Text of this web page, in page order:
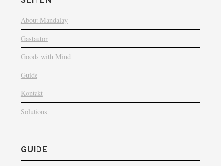
About Mandalay
Gastautor
Goods with Mind
Guide
Kontakt
Solutions
GUIDE